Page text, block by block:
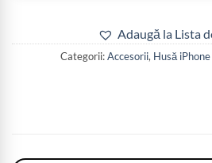
Adaugă la Lista
Categorii:Accesorii, Husă